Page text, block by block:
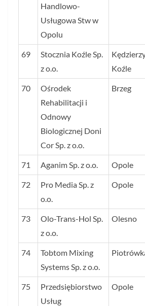
Handlowo-
Usługowa Stw w
Opolu
69
Stocznia Koźle Sp.
z o.o.
Koźle
70
Ośrodek
Rehabilitacji i
Odnowy
Biologicznej Doni
Cor Sp. z o.o.
Brzeg
71 Aganim Sp. z o.o. Opole
72
Pro Media Sp. z
o.o.
Opole
73
Olo-Trans-Hol Sp.
z o.o.
Olesno
74
Tobtom Mixing
Systems Sp. z o.o.
75
Przedsiębiorstwo
Usług
Opole